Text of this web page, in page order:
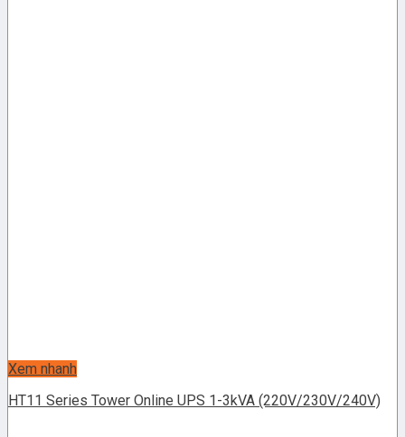
Xem nhanh
HT11 Series Tower Online UPS 1-3kVA (220V/230V/240V)